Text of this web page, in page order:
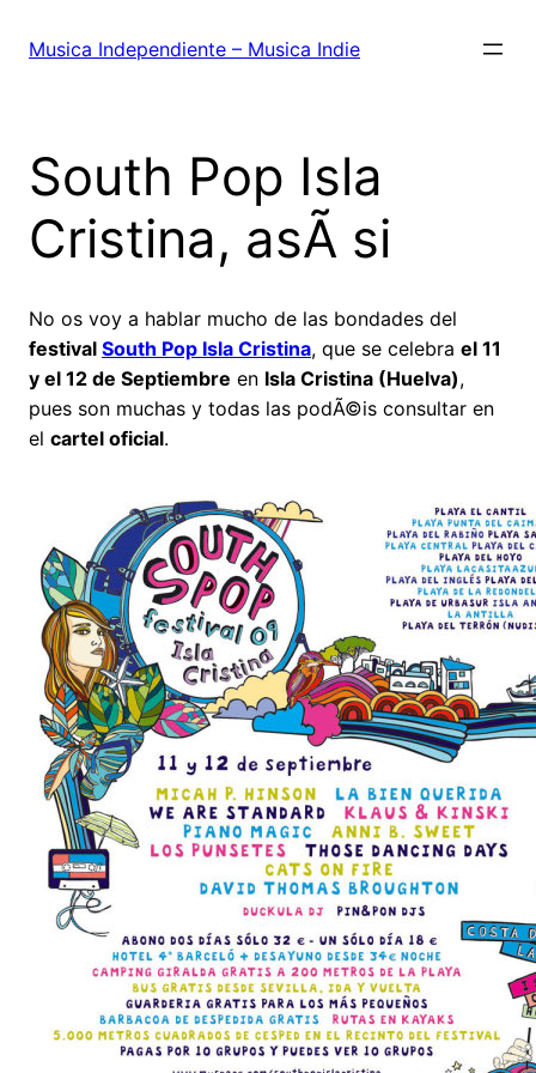
Musica Independiente – Musica Indie
South Pop Isla
Cristina, asÃ­ si
No os voy a hablar mucho de las bondades del
festival South Pop Isla Cristina, que se celebra el 11
y el 12 de Septiembre en Isla Cristina (Huelva),
pues son muchas y todas las podÃ©is consultar en
el cartel oficial.